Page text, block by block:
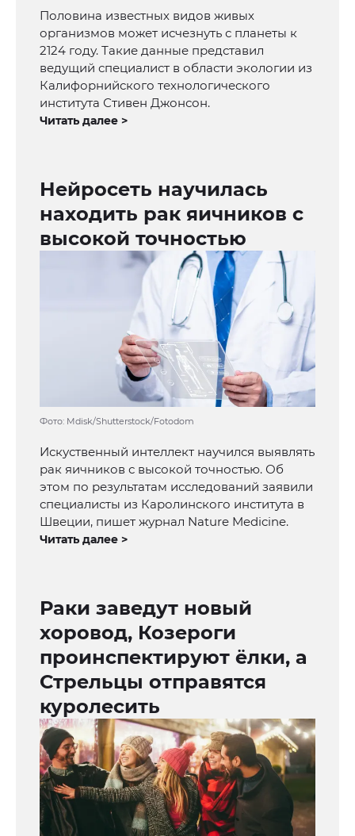
Половина известных видов живых
организмов может исчезнуть с планеты к
2124 году. Такие данные представил
ведущий специалист в области экологии из
Калифорнийского технологического
института Стивен Джонсон.
Читать далее >
Нейросеть научилась
находить рак яичников с
высокой точностью
Фото: Mdisk/Shutterstock/Fotodom
Искуственный интеллект научился выявлять
рак яичников с высокой точностью. Об
этом по результатам исследований заявили
специалисты из Каролинского института в
Швеции, пишет журнал Nature Medicine.
Читать далее >
Раки заведут новый
хоровод, Козероги
проинспектируют ёлки, а
Стрельцы отправятся
куролесить